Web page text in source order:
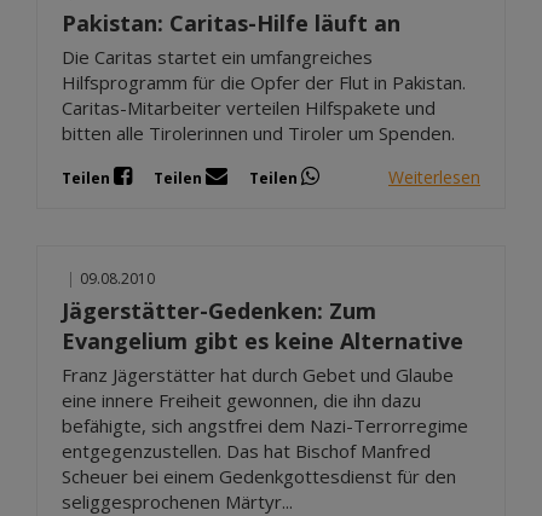
Pakistan: Caritas-Hilfe läuft an
Die Caritas startet ein umfangreiches
Hilfsprogramm für die Opfer der Flut in Pakistan.
Caritas-Mitarbeiter verteilen Hilfspakete und
bitten alle Tirolerinnen und Tiroler um Spenden.
Teilen Teilen Teilen Weiterlesen
| 09.08.2010
Jägerstätter-Gedenken: Zum
Evangelium gibt es keine Alternative
Franz Jägerstätter hat durch Gebet und Glaube
eine innere Freiheit gewonnen, die ihn dazu
befähigte, sich angstfrei dem Nazi-Terrorregime
entgegenzustellen. Das hat Bischof Manfred
Scheuer bei einem Gedenkgottesdienst für den
seliggesprochenen Märtyr...